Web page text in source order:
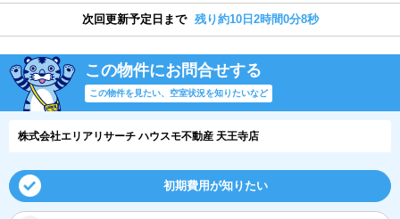
次回更新予定日まで 残り約10日2時間0分8秒
この物件にお問合せする
この物件を見たい、空室状況を知りたいなど
株式会社エリアリサーチ ハウスモ不動産 天王寺店
初期費用が知りたい